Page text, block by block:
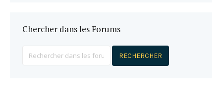
Chercher dans les Forums